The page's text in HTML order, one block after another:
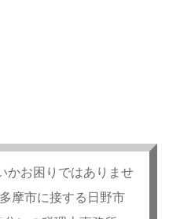
かお困りではありませ
摩市に接する日野市